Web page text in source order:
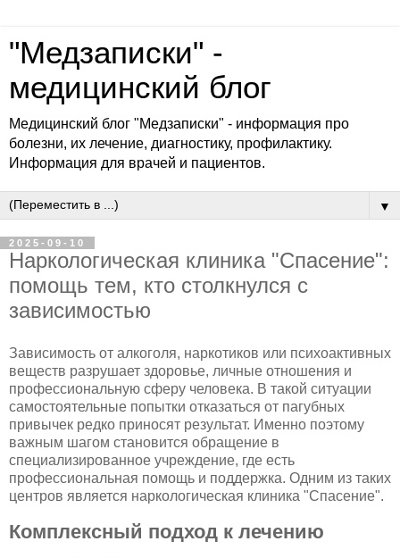
"Медзаписки" -
медицинский блог
Медицинский блог "Медзаписки" - информация про
болезни, их лечение, диагностику, профилактику.
Информация для врачей и пациентов.
▼
2025-09-10
Наркологическая клиника "Спасение":
помощь тем, кто столкнулся с
зависимостью
Зависимость от алкоголя, наркотиков или психоактивных
веществ разрушает здоровье, личные отношения и
профессиональную сферу человека. В такой ситуации
самостоятельные попытки отказаться от пагубных
привычек редко приносят результат. Именно поэтому
важным шагом становится обращение в
специализированное учреждение, где есть
профессиональная помощь и поддержка. Одним из таких
центров является наркологическая клиника "Спасение".
Комплексный подход к лечению